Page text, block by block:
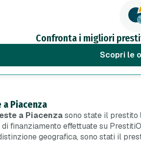
Confronta i migliori
Scopri le
Piacenza
a Piacenzasono state il prestito
finanziamento effettuate su
geografica, sono stati il